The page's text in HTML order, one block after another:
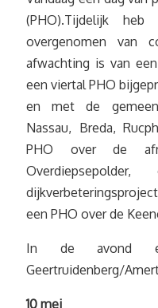
(PHO).Tijdelijk
overgenomen van
afwachting is van
een viertal PHO
en met de
Nassau, Breda,
PHO over de
een PHO over de
In de avond
Geertruidenberg/
10 mei